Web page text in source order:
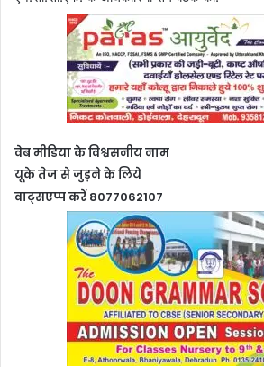
वेब मीडिया के विश्वसनीय नाम
यूके तेज से जुड़ने के लिये
वाट्सएप्प करें 8077062107